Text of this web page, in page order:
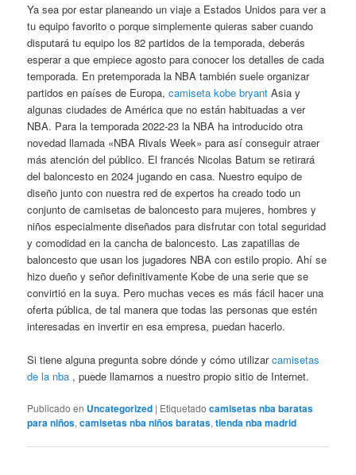
Ya sea por estar planeando un viaje a Estados Unidos para ver a
tu equipo favorito o porque simplemente quieras saber cuando
disputará tu equipo los 82 partidos de la temporada, deberás
esperar a que empiece agosto para conocer los detalles de cada
temporada. En pretemporada la NBA también suele organizar
partidos en países de Europa,camiseta kobe bryant Asia y
algunas ciudades de América que no están habituadas a ver
NBA. Para la temporada 2022-23 la NBA ha introducido otra
novedad llamada «NBA Rivals Week» para así conseguir atraer
más atención del público. El francés Nicolas Batum se retirará
del baloncesto en 2024 jugando en casa. Nuestro equipo de
diseño junto con nuestra red de expertos ha creado todo un
conjunto de camisetas de baloncesto para mujeres, hombres y
niños especialmente diseñados para disfrutar con total seguridad
y comodidad en la cancha de baloncesto. Las zapatillas de
baloncesto que usan los jugadores NBA con estilo propio. Ahí se
hizo dueño y señor definitivamente Kobe de una serie que se
convirtió en la suya. Pero muchas veces es más fácil hacer una
oferta pública, de tal manera que todas las personas que estén
interesadas en invertir en esa empresa, puedan hacerlo.
Si tiene alguna pregunta sobre dónde y cómo utilizarcamisetas
de la nba , puede llamarnos a nuestro propio sitio de Internet.
Publicado en Uncategorized | Etiquetado camisetas nba baratas
para niños,camisetas nba niños baratas,tienda nba madrid